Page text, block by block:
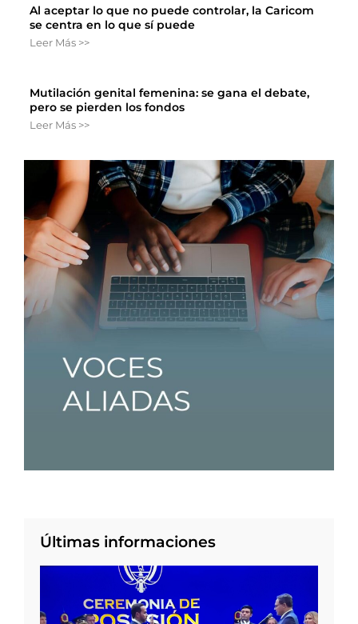
Al aceptar lo que no puede controlar, la Caricom
se centra en lo que sí puede
Leer Más >>
Mutilación genital femenina: se gana el debate,
pero se pierden los fondos
Leer Más >>
Últimas informaciones